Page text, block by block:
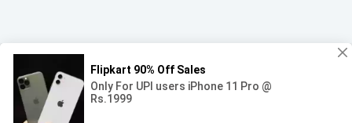
00:00